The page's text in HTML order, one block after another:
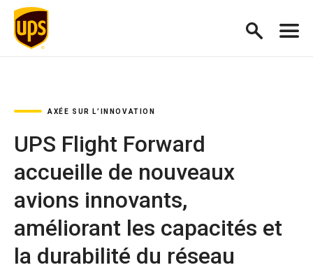
AXÉE SUR L’INNOVATION
UPS Flight Forward
accueille de nouveaux
avions innovants,
améliorant les capacités et
la durabilité du réseau